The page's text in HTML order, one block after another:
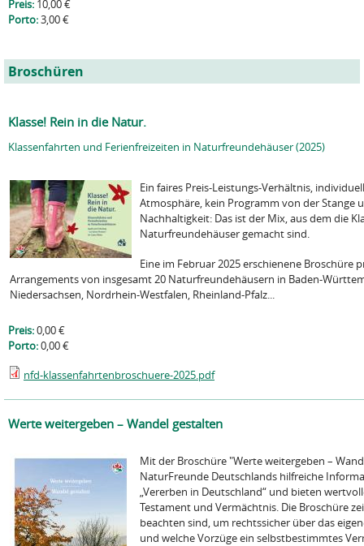
Preis: 10,00 €
Porto:3,00 €
Broschüren
Klasse! Rein in die Natur.
Klassenfahrten und Ferienfreizeiten in Naturfreundehäuser (2025)
Ein faires Preis-Leistungs-Verhältnis,
Atmosphäre, kein Programm von der Stange
Nachhaltigkeit: Das ist der Mix, aus dem die
Naturfreundehäuser gemacht sind.
Eine im Februar 2025 erschienene Broschüre
Arrangements von insgesamt 20 Naturfreundehäusern in Baden-
Niedersachsen, Nordrhein-Westfalen, Rheinland-Pfalz...
Preis:0,00 €
Porto:0,00 €
nfd-klassenfahrtenbroschuere-2025.pdf
Werte weitergeben – Wandel gestalten
Mit der Broschüre "Werte weitergeben –
NaturFreunde Deutschlands hilfreiche
„Vererben in Deutschland“ und bieten
Testament und Vermächtnis. Die Broschüre
beachten sind, um rechtssicher über das
und welche Vorzüge ein selbstbestimmtes